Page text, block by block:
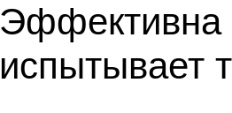
Эффективна
испытывает